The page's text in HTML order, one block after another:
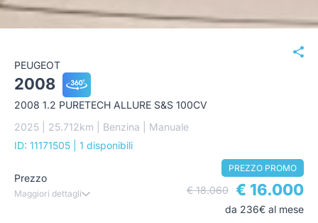
PEUGEOT
2008
2008 1.2 PURETECH ALLURE S&S 100CV
2025 | 25.712km | Benzina | Manuale
ID: 11171505
| 1 disponibili
Prezzo
Maggiori dettagli
PREZZO PROMO
€ 18.060 € 16.000
da 236€ al mese